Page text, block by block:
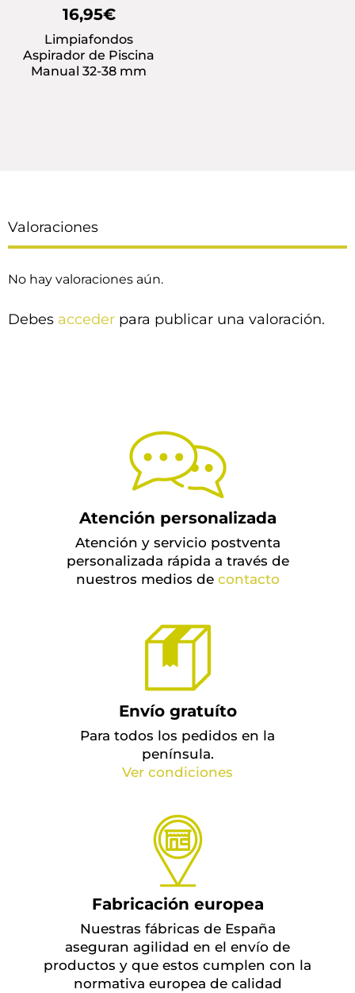
16,95€
Limpiafondos
Aspirador de Piscina
Manual 32-38 mm
Valoraciones
No hay valoraciones aún.
Debes acceder para publicar una valoración.
Atención personalizada
Atención y servicio postventa
personalizada rápida a través de
nuestros medios de contacto
Envío gratuíto
Para todos los pedidos en la
península.
Ver condiciones
Fabricación europea
Nuestras fábricas de España
aseguran agilidad en el envío de
productos y que estos cumplen con la
normativa europea de calidad